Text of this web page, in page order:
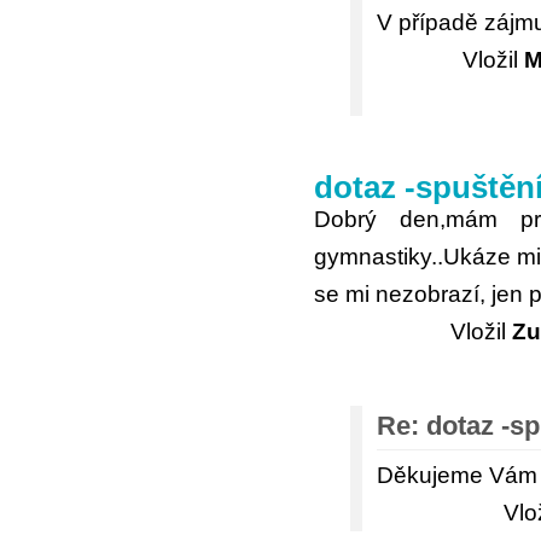
V případě
Vložil
dotaz -
Dobrý den,mám
gymnastiky..Ukáze
se mi nezobrazí, jen
Vložil
Re: dotaz -
Děkujeme